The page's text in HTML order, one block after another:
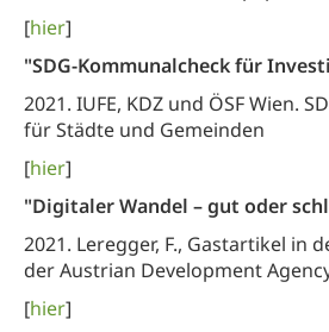
[hier]
"SDG-Kommunalcheck für
2021. IUFE, KDZ und ÖSF Wien.
für Städte und Gemeinden
[hier]
"Digitaler Wandel – gut oder
2021. Leregger, F., Gastartikel in
der Austrian Development
[hier]